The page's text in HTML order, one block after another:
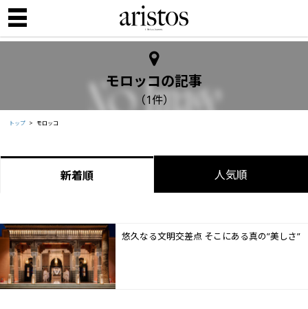
モロッコの記事
（1件）
トップ モロッコ
新着順 人気順
悠久なる文明交差点 そこにある真の”美しさ”